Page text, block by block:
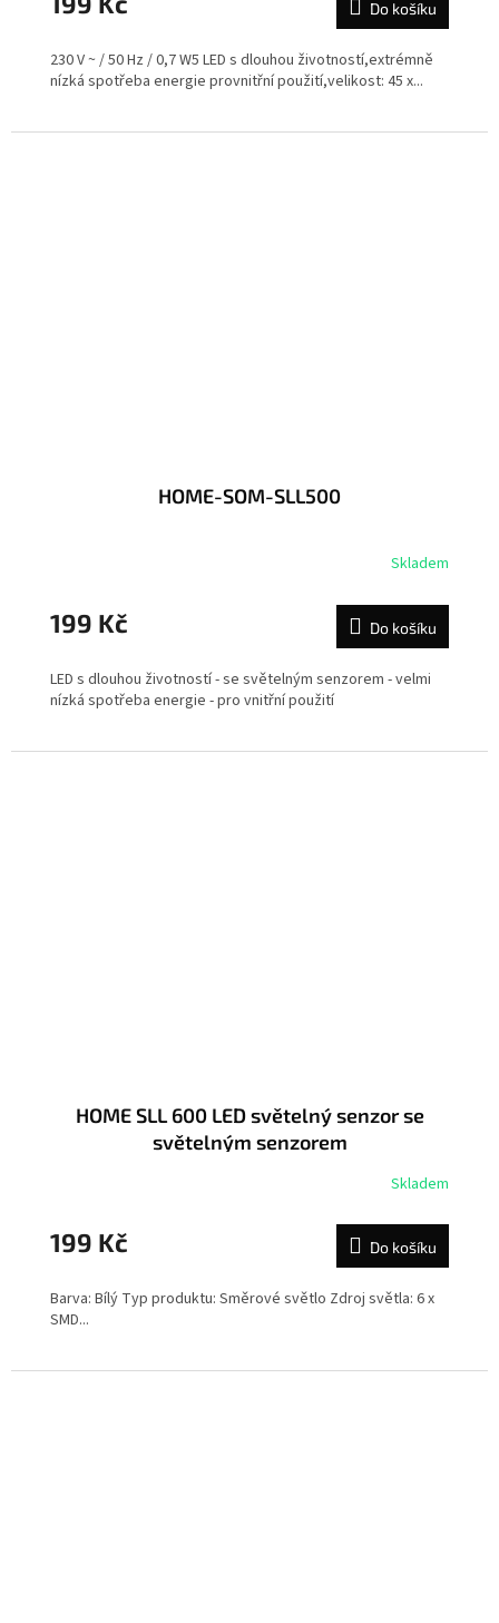
Do košíku
230 V ~ / 50 Hz / 0,7 W5 LED s dlouhou životností,extrémně
nízká spotřeba energie provnitřní použití,velikost: 45 x...
HOME-SOM-SLL500
Skladem
199 Kč Do košíku
LED s dlouhou životností - se světelným senzorem - velmi
nízká spotřeba energie - pro vnitřní použití
HOME SLL 600 LED světelný senzor se
světelným senzorem
Skladem
199 Kč Do košíku
Barva: Bílý Typ produktu: Směrové světlo Zdroj světla: 6 x
SMD...